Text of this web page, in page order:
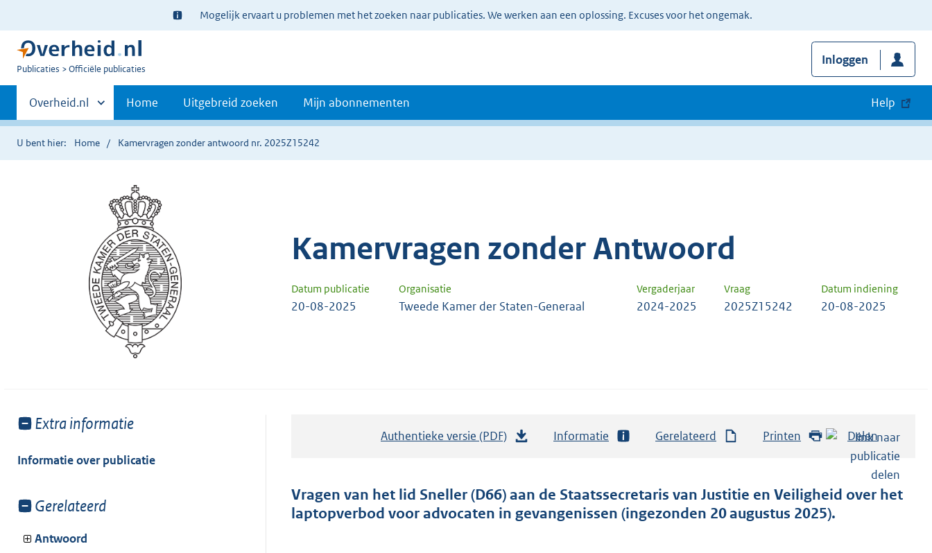
Ter
informatie:
Mogelijk ervaart u problemen met het zoeken naar publicaties. We werken aan een oplossing. Excuses voor het ongemak.
U
Publicaties Officiële publicaties
Inloggen
Primaire
navigatie
Andere
sites
binnen
Overheid.nl Home Uitgebreid zoeken Mijn abonnementen Help
U bent hier: Home Kamervragen zonder antwoord nr. 2025Z15242
Kamervragen zonder Antwoord
Datum publicatie Organisatie Vergaderjaar Vraag Datum indiening
20-08-2025 Tweede Kamer der Staten-Generaal 2024-2025 2025Z15242 20-08-2025
Toon
van:
Extra informatie
Informatie over publicatie
Toon
van:
Gerelateerd
Antwoord
Authentieke versie (PDF)
t
a
Informatie Gerelateerd Printen Delen
Vragen van het lid Sneller (D66) aan de Staatssecretaris van Justitie en Veiligheid over het
laptopverbod voor advocaten in gevangenissen (ingezonden 20 augustus 2025).